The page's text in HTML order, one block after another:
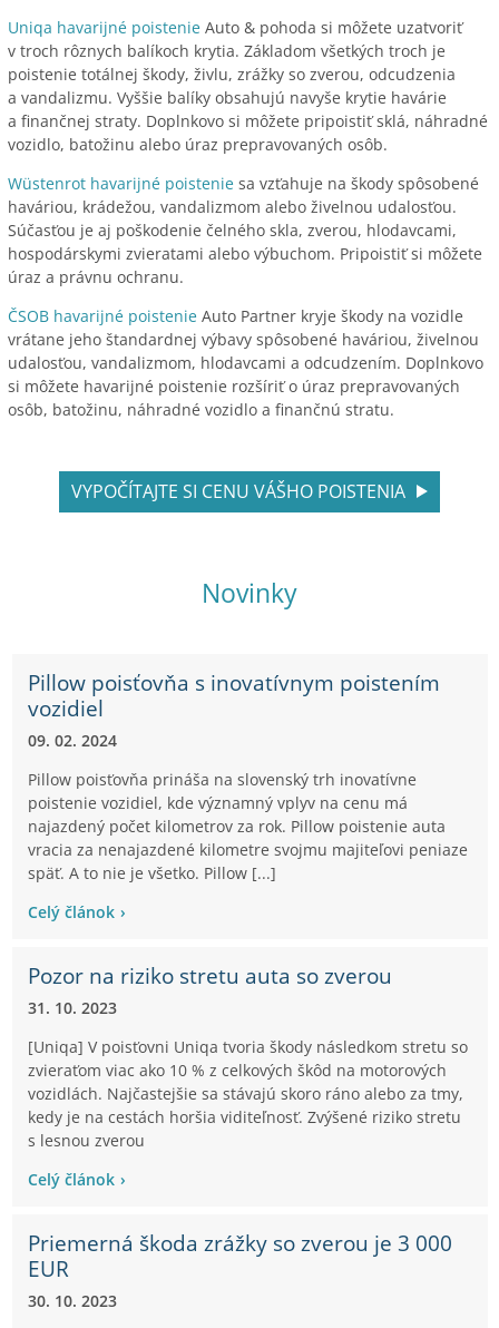
Uniqa havarijné poistenie Auto & pohoda si môžete uzatvoriť
v troch rôznych balíkoch krytia. Základom všetkých troch je
poistenie totálnej škody, živlu, zrážky so zverou, odcudzenia
a vandalizmu. Vyššie balíky obsahujú navyše krytie havárie
a finančnej straty. Doplnkovo si môžete pripoistiť sklá, náhradné
vozidlo, batožinu alebo úraz prepravovaných osôb.
Wüstenrot havarijné poistenie sa vzťahuje na škody spôsobené
haváriou, krádežou, vandalizmom alebo živelnou udalosťou.
Súčasťou je aj poškodenie čelného skla, zverou, hlodavcami,
hospodárskymi zvieratami alebo výbuchom. Pripoistiť si môžete
úraz a právnu ochranu.
ČSOB havarijné poistenie Auto Partner kryje škody na vozidle
vrátane jeho štandardnej výbavy spôsobené haváriou, živelnou
udalosťou, vandalizmom, hlodavcami a odcudzením. Doplnkovo
si môžete havarijné poistenie rozšíriť o úraz prepravovaných
osôb, batožinu, náhradné vozidlo a finančnú stratu.
VYPOČÍTAJTE SI CENU VÁŠHO POISTENIA
Novinky
Pillow poisťovňa s inovatívnym poistením
vozidiel
09. 02. 2024
Pillow poisťovňa prináša na slovenský trh inovatívne
poistenie vozidiel, kde významný vplyv na cenu má
najazdený počet kilometrov za rok. Pillow poistenie auta
vracia za nenajazdené kilometre svojmu majiteľovi peniaze
späť. A to nie je všetko. Pillow [...]
Celý článok
Pozor na riziko stretu auta so zverou
31. 10. 2023
[Uniqa] V poisťovni Uniqa tvoria škody následkom stretu so
zvieraťom viac ako 10 % z celkových škôd na motorových
vozidlách. Najčastejšie sa stávajú skoro ráno alebo za tmy,
kedy je na cestách horšia viditeľnosť. Zvýšené riziko stretu
s lesnou zverou
Celý článok
Priemerná škoda zrážky so zverou je 3 000
EUR
30. 10. 2023